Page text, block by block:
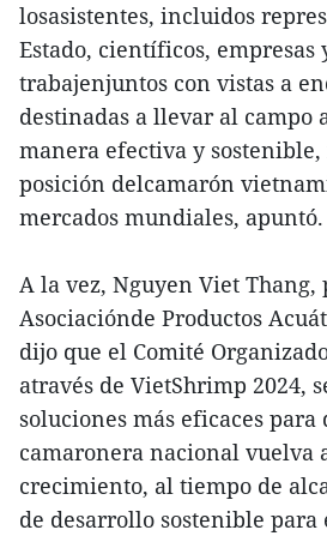
losasistentes, incluidos
Estado, científicos, empresas
trabajenjuntos con vistas a
destinadas a llevar al campo
manera efectiva y
posición delcamarón
mercados mundiales, apuntó.
A la vez, Nguyen Viet Thang,
Asociaciónde Productos
dijo que el Comité
através de VietShrimp 2024,
soluciones más eficaces
camaronera nacional vuelva
crecimiento, al tiempo de
de desarrollo sostenible para